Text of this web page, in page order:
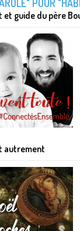
POUR
et guide du père
autrement